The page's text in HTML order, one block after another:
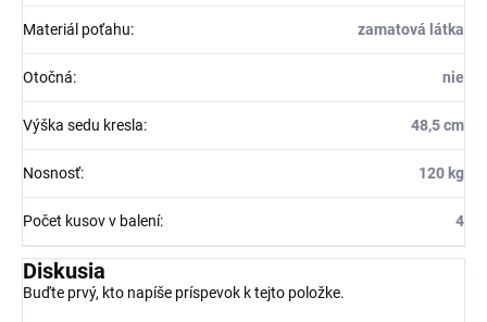
Materiál poťahu: zamatová látka
Otočná: nie
Výška sedu kresla: 48,5 cm
Nosnosť: 120 kg
Počet kusov v balení: 4
Diskusia
Buďte prvý, kto napíše príspevok k tejto položke.